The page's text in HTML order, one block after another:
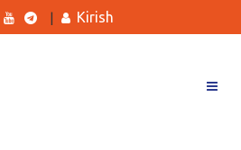
Kirish